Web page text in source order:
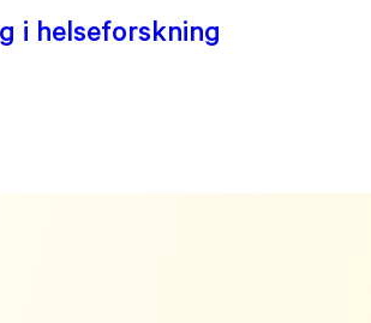
i helseforskning